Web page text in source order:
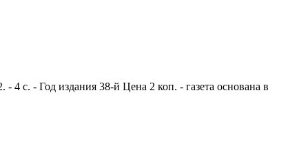
с. - Год издания 38-й Цена 2 коп. - газета основана в